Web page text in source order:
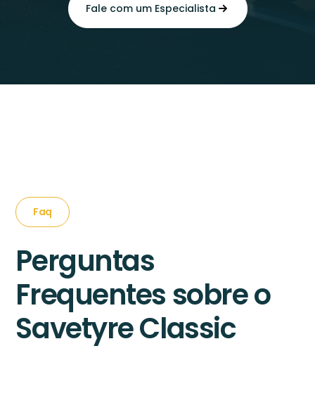
Fale com um Especialista
Faq
Perguntas
Frequentes sobre o
Savetyre Classic